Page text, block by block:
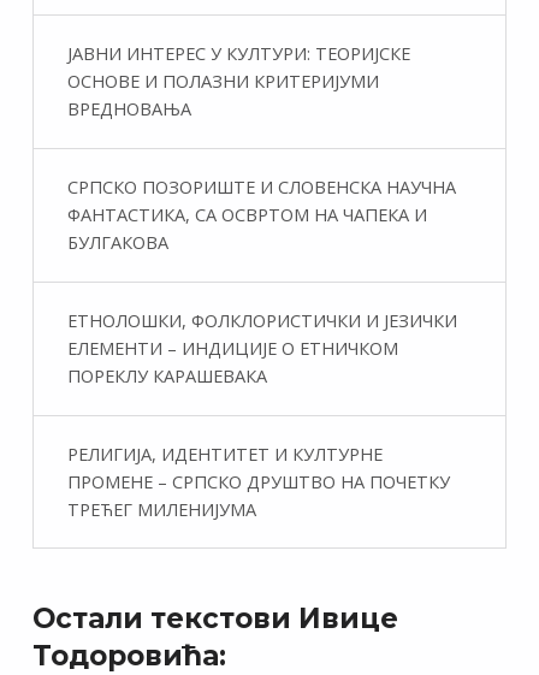
ЈАВНИ ИНТЕРЕС У КУЛТУРИ: ТЕОРИЈСКЕ
ОСНОВЕ И ПОЛАЗНИ КРИТЕРИЈУМИ
ВРЕДНОВАЊА
СРПСКО ПОЗОРИШТЕ И СЛОВЕНСКА НАУЧНА
ФАНТАСТИКA, СА ОСВРТОМ НА ЧАПЕКА И
БУЛГАКОВА
ЕТНОЛОШКИ, ФОЛКЛОРИСТИЧКИ И ЈЕЗИЧКИ
ЕЛЕМЕНТИ – ИНДИЦИЈЕ О ЕТНИЧКОМ
ПОРЕКЛУ КАРАШЕВАКА
РЕЛИГИЈА, ИДЕНТИТЕТ И КУЛТУРНЕ
ПРОМЕНЕ – СРПСКО ДРУШТВО НА ПОЧЕТКУ
ТРЕЋЕГ МИЛЕНИЈУМА
Остали текстови Ивице
Тодоровића: